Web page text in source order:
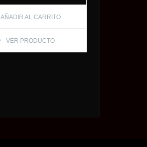
AÑADIR AL CARRITO
VER PRODUCTO